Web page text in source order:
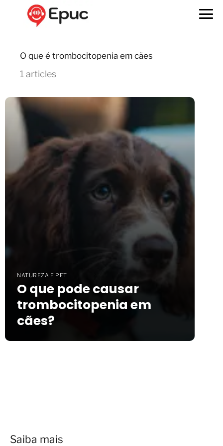
O que é trombocitopenia em cães
1 articles
NATUREZA E PET
O que pode causar
trombocitopenia em
cães?
Saiba mais